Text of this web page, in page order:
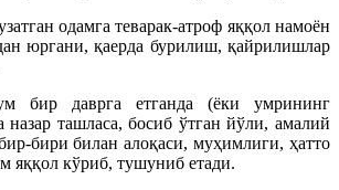
одамга теварак-атроф яққол намоён
юргани, қаерда бурилиш, қайрилишлар
бир даврга етганда (ёки умрининг
ташласа, босиб ўтган йўли, амалий
бири билан алоқаси, муҳимлиги, ҳатто
яққол кўриб, тушуниб етади.